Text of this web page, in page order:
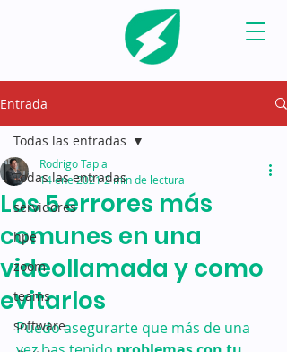
Entrada
Todas las entradas
servidores
hpe
zoom
teams
software
Todas las entradas
Los 5 errores más
comunes en una
videollamada y como
evitarlos
Rodrigo Tapia
14 ene 2021 2 min de lectura
Puedo asegurarte que más de una